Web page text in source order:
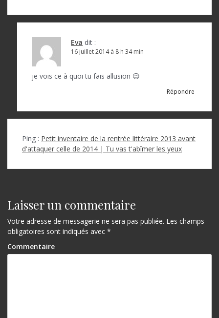
Eva dit :
16 juillet 2014 à 8 h 34 min
je vois ce à quoi tu fais allusion 😉
Répondre
Ping : Petit inventaire de la rentrée littéraire 2013 avant
d'attaquer celle de 2014 | Tu vas t'abîmer les yeux
Laisser un commentaire
Votre adresse de messagerie ne sera pas publiée. Les champs
obligatoires sont indiqués avec *
Commentaire